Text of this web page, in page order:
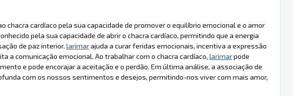
chacra cardíaco pela sua capacidade de promover o equilíbrio emocional e o amor
pela sua capacidade de abrir o chacra cardíaco, permitindo que a energia
de paz interior. larimarajuda a curar feridas emocionais, incentiva a expressão
a comunicação emocional. Ao trabalhar com o chacra cardíaco, larimarpode
e pode encorajar a aceitação e o perdão. Em última análise, a associação de
com os nossos sentimentos e desejos, permitindo-nos viver com mais amor,